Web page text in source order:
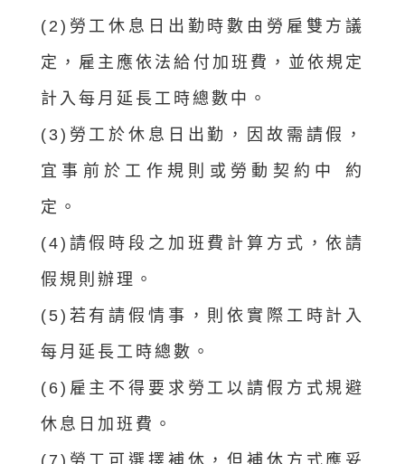
(2)勞工休息日出勤時數由勞雇雙方議
定，雇主應依法給付加班費，並依規定
計入每月延長工時總數中。
(3)勞工於休息日出勤，因故需請假，
宜事前於工作規則或勞動契約中 約
定。
(4)請假時段之加班費計算方式，依請
假規則辦理。
(5)若有請假情事，則依實際工時計入
每月延長工時總數。
(6)雇主不得要求勞工以請假方式規避
休息日加班費。
(7)勞工可選擇補休，但補休方式應妥